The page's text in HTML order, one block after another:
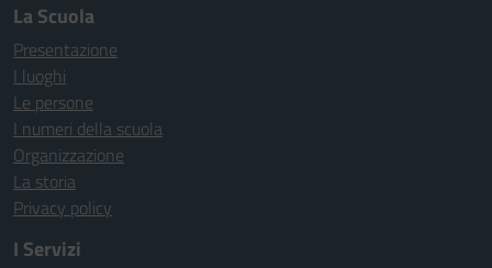
La Scuola
Presentazione
I luoghi
Le persone
I numeri della scuola
Organizzazione
La storia
Privacy policy
I Servizi